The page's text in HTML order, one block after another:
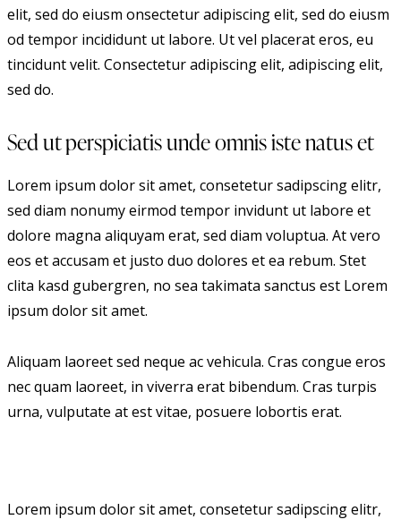
elit, sed do eiusm onsectetur adipiscing elit, sed do eiusm
od tempor incididunt ut labore. Ut vel placerat eros, eu
tincidunt velit. Consectetur adipiscing elit, adipiscing elit,
sed do.
Sed ut perspiciatis unde omnis iste natus et
Lorem ipsum dolor sit amet, consetetur sadipscing elitr,
sed diam nonumy eirmod tempor invidunt ut labore et
dolore magna aliquyam erat, sed diam voluptua. At vero
eos et accusam et justo duo dolores et ea rebum. Stet
clita kasd gubergren, no sea takimata sanctus est Lorem
ipsum dolor sit amet.
Aliquam laoreet sed neque ac vehicula. Cras congue eros
nec quam laoreet, in viverra erat bibendum. Cras turpis
urna, vulputate at est vitae, posuere lobortis erat.
Lorem ipsum dolor sit amet, consetetur sadipscing elitr,